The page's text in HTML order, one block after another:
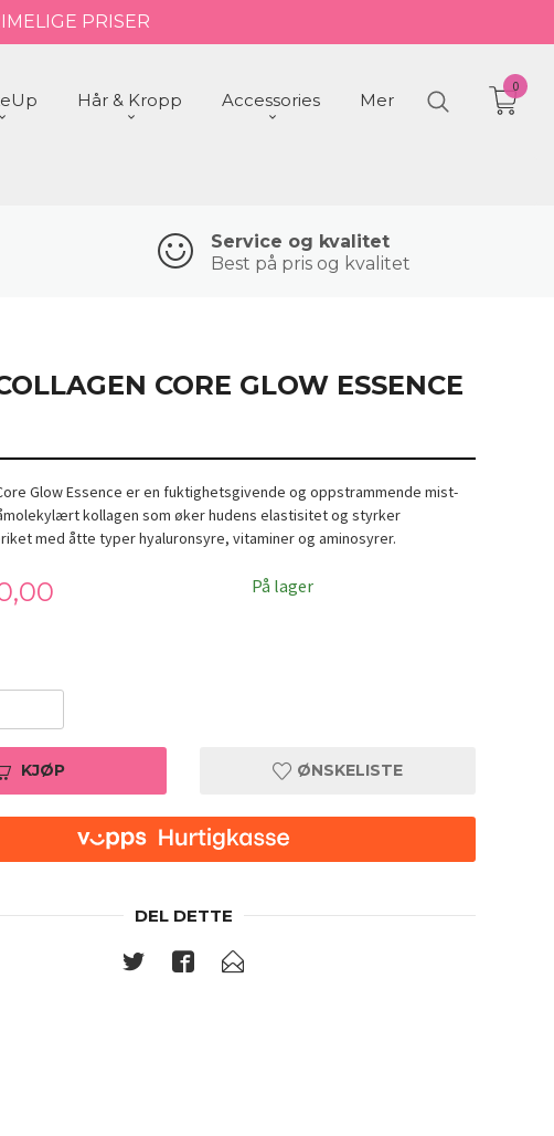
PRISER
Hår & Kropp Accessories Mer
0
Service og kvalitet
Best på pris og kvalitet
120ml
CORE GLOW ESSENCE
Glow Essence er en fuktighetsgivende og oppstrammende mist-
kollagen som øker hudens elastisitet og styrker
med åtte typer hyaluronsyre, vitaminer og aminosyrer.
På lager
KJØP ØNSKELISTE
DEL DETTE